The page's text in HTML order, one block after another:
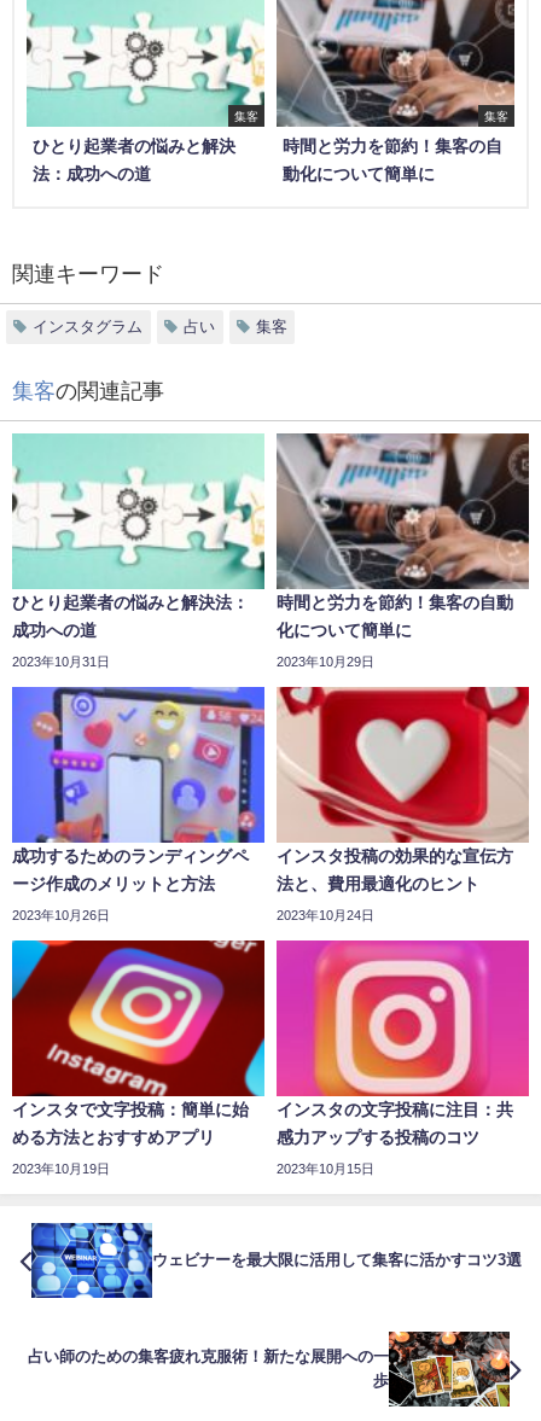
集客
ひとり起業者の悩みと解決
法：成功への道
集客
時間と労力を節約！集客の自
動化について簡単に
関連キーワード
インスタグラム 占い 集客
集客の関連記事
ひとり起業者の悩みと解決法：
成功への道
2023年10月31日
時間と労力を節約！集客の自動
化について簡単に
2023年10月29日
成功するためのランディングペ
ージ作成のメリットと方法
2023年10月26日
インスタ投稿の効果的な宣伝方
法と、費用最適化のヒント
2023年10月24日
インスタで文字投稿：簡単に始
める方法とおすすめアプリ
2023年10月19日
インスタの文字投稿に注目：共
感力アップする投稿のコツ
2023年10月15日
ウェビナーを最大限に活用して集客に活かすコツ3選
占い師のための集客疲れ克服術！新たな展開への一
歩